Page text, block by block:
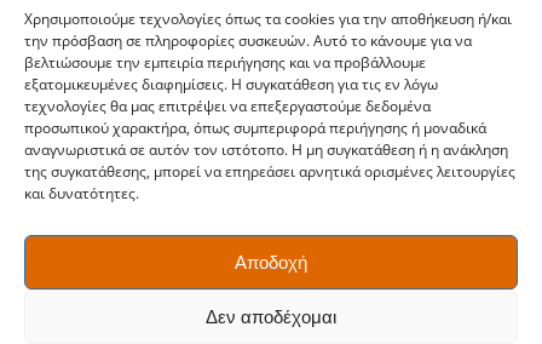
Χρησιμοποιούμε τεχνολογίες όπως τα cookies για την αποθήκευση ή/και
την πρόσβαση σε πληροφορίες συσκευών. Αυτό το κάνουμε για να
βελτιώσουμε την εμπειρία περιήγησης και να προβάλλουμε
εξατομικευμένες διαφημίσεις. Η συγκατάθεση για τις εν λόγω
τεχνολογίες θα μας επιτρέψει να επεξεργαστούμε δεδομένα
προσωπικού χαρακτήρα, όπως συμπεριφορά περιήγησης ή μοναδικά
αναγνωριστικά σε αυτόν τον ιστότοπο. Η μη συγκατάθεση ή η ανάκληση
της συγκατάθεσης, μπορεί να επηρεάσει αρνητικά ορισμένες λειτουργίες
και δυνατότητες.
Αποδοχή
Δεν αποδέχομαι
Σχετικά προϊόντα